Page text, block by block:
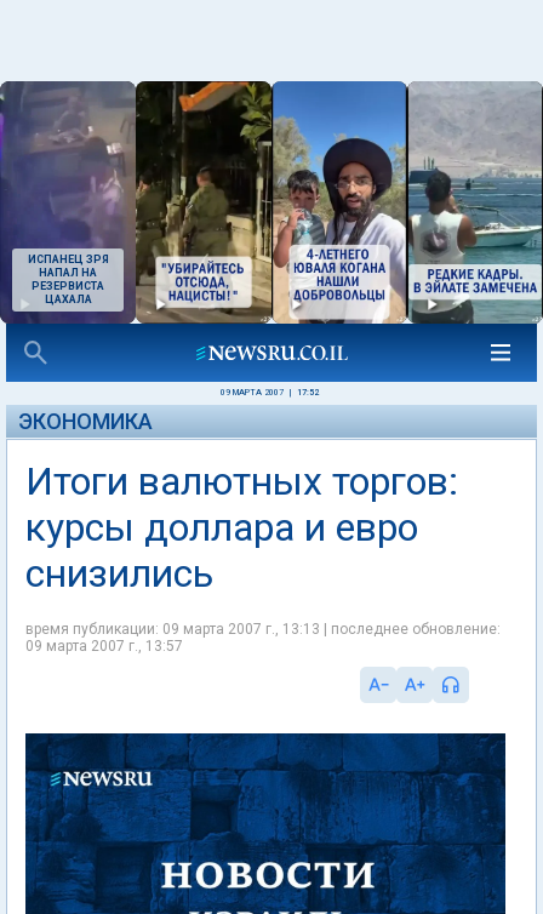
ИСПАНЕЦ ЗРЯ
НАПАЛ НА
РЕЗЕРВИСТА
ЦАХАЛА
09 МАРТА 2007 17:52
ЭКОНОМИКА
Итоги валютных торгов:
курсы доллара и евро
снизились
время публикации: 09 марта 2007 г., 13:13 | последнее обновление:
09 марта 2007 г., 13:57